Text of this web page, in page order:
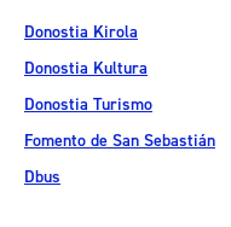
Donostia Kirola
Donostia Kultura
Donostia Turismo
Fomento de San Sebastián
Dbus